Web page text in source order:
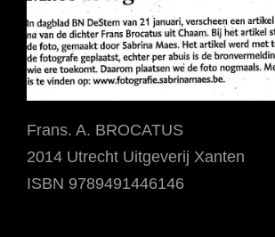
Frans. A. BROCATUS
2014 Utrecht Uitgeverij Xanten
ISBN 9789491446146